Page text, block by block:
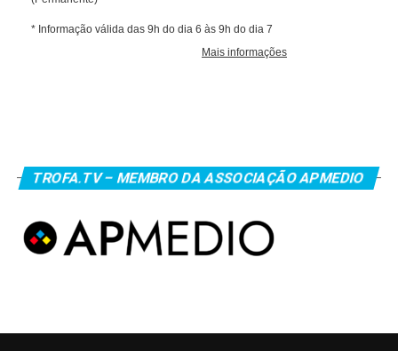
TROFA.TV – MEMBRO DA ASSOCIAÇÃO APMEDIO